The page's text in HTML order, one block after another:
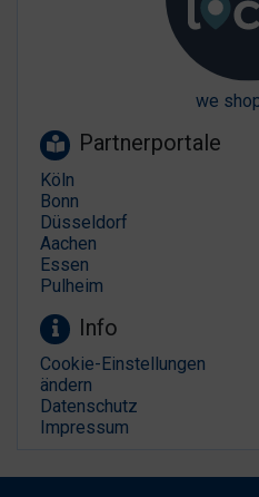
we
Partnerportale
Köln
Bonn
Düsseldorf
Aachen
Essen
Pulheim
Info
Cookie-Einstellungen
ändern
Datenschutz
Impressum